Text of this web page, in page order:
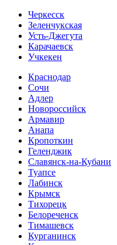
Черкесск
Зеленчукская
Усть-Джегута
Карачаевск
Учкекен
Краснодар
Сочи
Адлер
Новороссийск
Армавир
Анапа
Кропоткин
Геленджик
Славянск-на-Кубани
Туапсе
Лабинск
Крымск
Тихорецк
Белореченск
Тимашевск
Курганинск